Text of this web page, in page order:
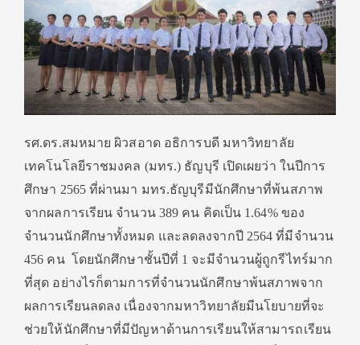
รศ.ดร.สมหมาย ผิวสอาด อธิการบดี มหาวิทยาลัย
เทคโนโลยีราชมงคล (มทร.) ธัญบุรี เปิดเผยว่า ในปีการ
ศึกษา 2565 ที่ผ่านมา มทร.ธัญบุรีมีนักศึกษาที่พ้นสภาพ
จากผลการเรียน จำนวน 389 คน คิดเป็น 1.64% ของ
จำนวนนักศึกษาทั้งหมด และลดลงจากปี 2564 ที่มีจำนวน
456 คน โดยนักศึกษาชั้นปีที่ 1 จะมีจำนวนผู้ถูกรีไทร์มาก
ที่สุด อย่างไรก็ตามการที่จำนวนนักศึกษาพ้นสภาพจาก
ผลการเรียนลดลง เนื่องจากมหาวิทยาลัยมีนโยบายที่จะ
ช่วยให้นักศึกษาที่มีปัญหาด้านการเรียนให้สามารถเรียน